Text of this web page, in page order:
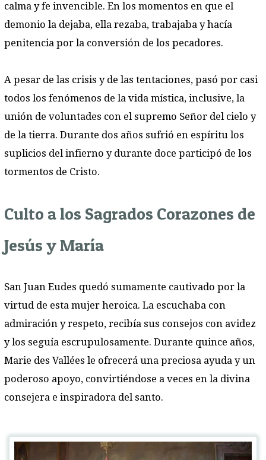
calma y fe invencible. En los momentos en que el
demonio la dejaba, ella rezaba, trabajaba y hacía
penitencia por la conversión de los pecadores.
A pesar de las crisis y de las tentaciones, pasó por casi
todos los fenómenos de la vida mística, inclusive, la
unión de voluntades con el supremo Señor del cielo y
de la tierra. Durante dos años sufrió en espíritu los
suplicios del infierno y durante doce participó de los
tormentos de Cristo.
Culto a los Sagrados Corazones de
Jesús y María
San Juan Eudes quedó sumamente cautivado por la
virtud de esta mujer heroica. La escuchaba con
admiración y respeto, recibía sus consejos con avidez
y los seguía escrupulosamente. Durante quince años,
Marie des Vallées le ofrecerá una preciosa ayuda y un
poderoso apoyo, convirtiéndose a veces en la divina
consejera e inspiradora del santo.